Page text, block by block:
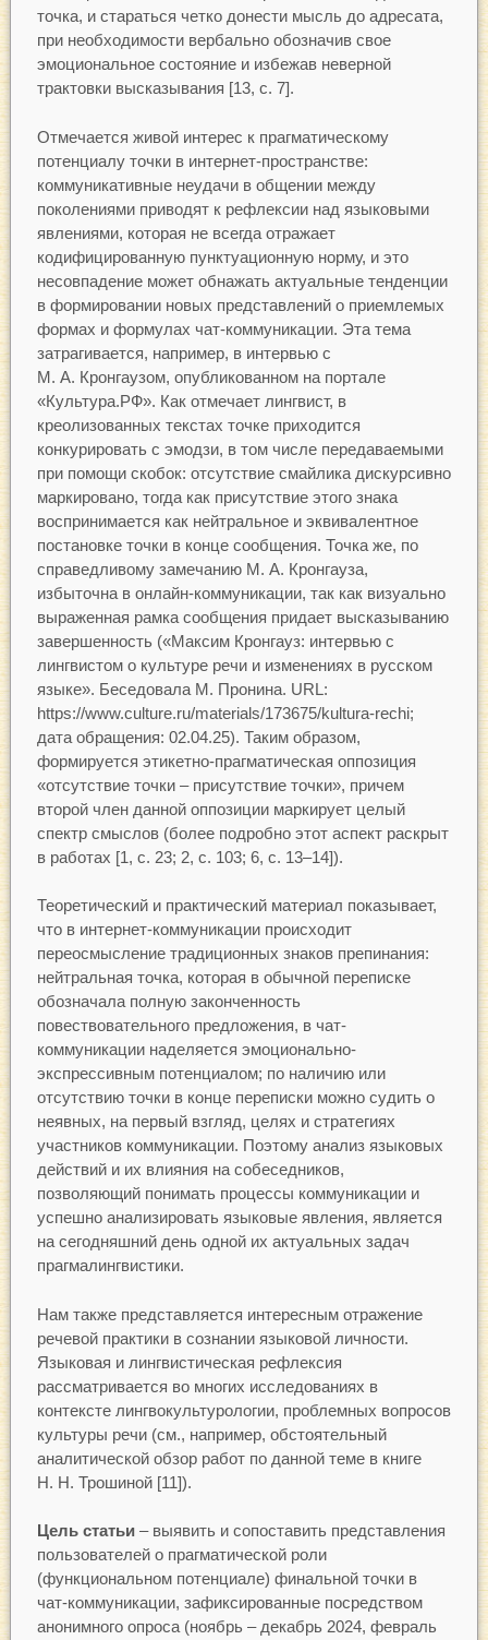
точка, и стараться четко донести мысль до адресата,
при необходимости вербально обозначив свое
эмоциональное состояние и избежав неверной
трактовки высказывания [13, с. 7].
Отмечается живой интерес к прагматическому
потенциалу точки в интернет-пространстве:
коммуникативные неудачи в общении между
поколениями приводят к рефлексии над языковыми
явлениями, которая не всегда отражает
кодифицированную пунктуационную норму, и это
несовпадение может обнажать актуальные тенденции
в формировании новых представлений о приемлемых
формах и формулах чат-коммуникации. Эта тема
затрагивается, например, в интервью с
М. А. Кронгаузом, опубликованном на портале
«Культура.РФ». Как отмечает лингвист, в
креолизованных текстах точке приходится
конкурировать с эмодзи, в том числе передаваемыми
при помощи скобок: отсутствие смайлика дискурсивно
маркировано, тогда как присутствие этого знака
воспринимается как нейтральное и эквивалентное
постановке точки в конце сообщения. Точка же, по
справедливому замечанию М. А. Кронгауза,
избыточна в онлайн-коммуникации, так как визуально
выраженная рамка сообщения придает высказыванию
завершенность («Максим Кронгауз: интервью с
лингвистом о культуре речи и изменениях в русском
языке». Беседовала М. Пронина. URL:
https://www.culture.ru/materials/173675/kultura-rechi;
дата обращения: 02.04.25). Таким образом,
формируется этикетно-прагматическая оппозиция
«отсутствие точки – присутствие точки», причем
второй член данной оппозиции маркирует целый
спектр смыслов (более подробно этот аспект раскрыт
в работах [1, с. 23; 2, с. 103; 6, с. 13–14]).
Теоретический и практический материал показывает,
что в интернет-коммуникации происходит
переосмысление традиционных знаков препинания:
нейтральная точка, которая в обычной переписке
обозначала полную законченность
повествовательного предложения, в чат-
коммуникации наделяется эмоционально-
экспрессивным потенциалом; по наличию или
отсутствию точки в конце переписки можно судить о
неявных, на первый взгляд, целях и стратегиях
участников коммуникации. Поэтому анализ языковых
действий и их влияния на собеседников,
позволяющий понимать процессы коммуникации и
успешно анализировать языковые явления, является
на сегодняшний день одной их актуальных задач
прагмалингвистики.
Нам также представляется интересным отражение
речевой практики в сознании языковой личности.
Языковая и лингвистическая рефлексия
рассматривается во многих исследованиях в
контексте лингвокультурологии, проблемных вопросов
культуры речи (см., например, обстоятельный
аналитической обзор работ по данной теме в книге
Н. Н. Трошиной [11]).
Цель статьи– выявить и сопоставить представления
пользователей о прагматической роли
(функциональном потенциале) финальной точки в
чат-коммуникации, зафиксированные посредством
анонимного опроса (ноябрь – декабрь 2024, февраль